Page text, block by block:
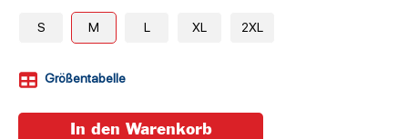
S M L XL 2XL
Größentabelle
In den Warenkorb